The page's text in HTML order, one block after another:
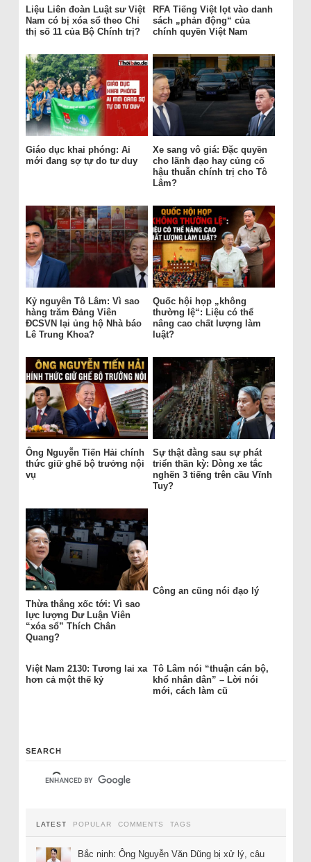
Liệu Liên đoàn Luật sư Việt
Nam có bị xóa sổ theo Chỉ
thị số 11 của Bộ Chính trị?
RFA Tiếng Việt lọt vào danh
sách „phản động“ của
chính quyền Việt Nam
Giáo dục khai phóng: Ai
mới đang sợ tự do tư duy
Xe sang vô giá: Đặc quyền
cho lãnh đạo hay củng cố
hậu thuẫn chính trị cho Tô
Lâm?
Kỷ nguyên Tô Lâm: Vì sao
hàng trăm Đảng Viên
ĐCSVN lại ủng hộ Nhà báo
Lê Trung Khoa?
Quốc hội họp „không
thường lệ“: Liệu có thể
nâng cao chất lượng làm
luật?
Ông Nguyễn Tiến Hải chính
thức giữ ghế bộ trưởng nội
vụ
Sự thật đằng sau sự phát
triển thần kỳ: Dòng xe tắc
nghẽn 3 tiếng trên cầu Vĩnh
Tuy?
Thừa thắng xốc tới: Vì sao
lực lượng Dư Luận Viên
“xóa sổ” Thích Chân
Quang?
Công an cũng nói đạo lý
Việt Nam 2130: Tương lai xa
hơn cả một thế kỷ
Tô Lâm nói “thuận cán bộ,
khổ nhân dân” – Lời nói
mới, cách làm cũ
SEARCH
LATEST POPULAR COMMENTS TAGS
Bắc ninh: Ông Nguyễn Văn Dũng bị xử lý, câu